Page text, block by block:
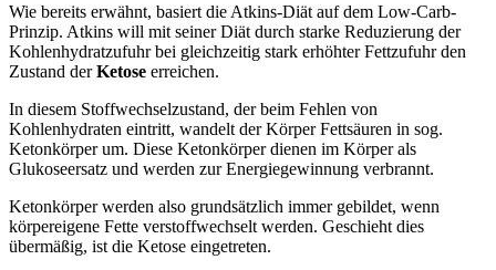
Wie bereits erwähnt, basiert die Atkins-Diät auf dem Low-Carb-
Prinzip. Atkins will mit seiner Diät durch starke Reduzierung der
Kohlenhydratzufuhr bei gleichzeitig stark erhöhter Fettzufuhr den
Zustand derKetose erreichen.
In diesem Stoffwechselzustand, der beim Fehlen von
Kohlenhydraten eintritt, wandelt der Körper Fettsäuren in sog.
Ketonkörper um. Diese Ketonkörper dienen im Körper als
Glukoseersatz und werden zur Energiegewinnung verbrannt.
Ketonkörper werden also grundsätzlich immer gebildet, wenn
körpereigene Fette verstoffwechselt werden. Geschieht dies
übermäßig, ist die Ketose eingetreten.